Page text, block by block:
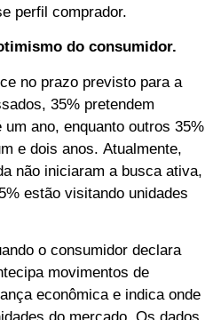
perfil comprador.
do consumidor.
no prazo previsto para a
35% pretendem
ano, enquanto outros 35%
e dois anos. Atualmente,
não iniciaram a busca ativa,
estão visitando unidades
o consumidor declara
movimentos de
econômica e indica onde